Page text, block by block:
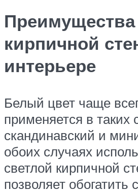
кирпичной
интерьере
Белый цвет чаще
применяется в таких
скандинавский и
обоих случаях
светлой кирпичной
позволяет обогатить